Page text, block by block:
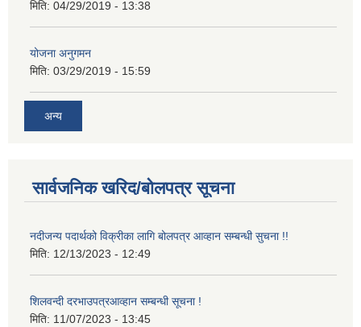
मिति: 04/29/2019 - 13:38
योजना अनुगमन
मिति: 03/29/2019 - 15:59
अन्य
सार्वजनिक खरिद/बोलपत्र सूचना
नदीजन्य पदार्थको विक्रीका लागि बोलपत्र आव्हान सम्बन्धी सुचना !!
मिति: 12/13/2023 - 12:49
शिलवन्दी दरभाउपत्रआव्हान सम्बन्धी सूचना !
मिति: 11/07/2023 - 13:45